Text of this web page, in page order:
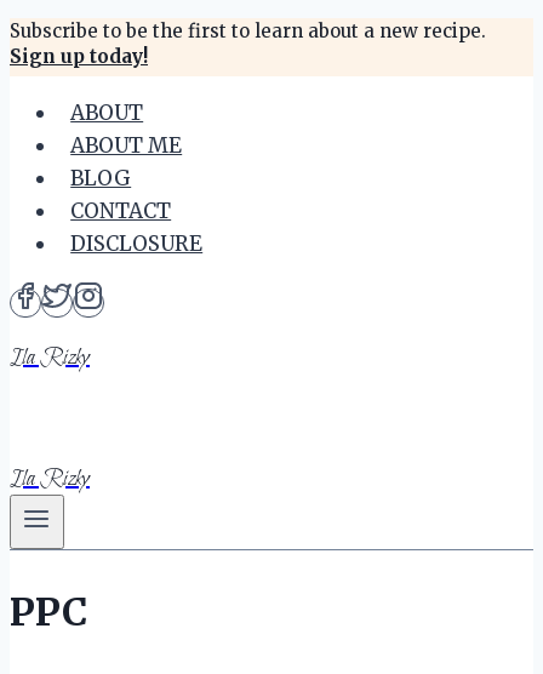
Skip
to
content
Subscribe to be the first to learn about a new recipe.
Sign up today!
ABOUT
ABOUT ME
BLOG
CONTACT
DISCLOSURE
Ila Rizky
Ila Rizky
PPC